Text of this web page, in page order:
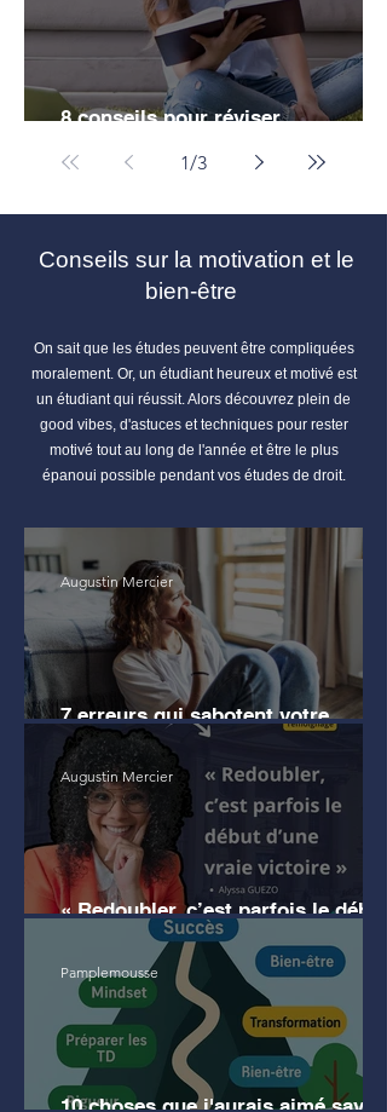
8 conseils pour réviser
1/3
Conseils sur la motivation et le
bien-être
On sait que les études peuvent être compliquées
moralement. Or, un étudiant heureux et motivé est
un étudiant qui réussit. Alors découvrez plein de
good vibes, d'astuces et techniques pour rester
motivé tout au long de l'année et être le plus
épanoui possible pendant vos études de droit.
7 erreurs qui sabotent votre
motivation en droit
Augustin Mercier
« Redoubler, c’est parfois le début
d’une vraie victoire » (témoignage)
Augustin Mercier
10 choses que j'aurais aimé savoir
Pamplemousse